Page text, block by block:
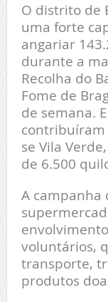
O distrito de
uma forte
angariar
durante a
Recolha do
Fome de
de semana.
contribuíram
se Vila
de 6.500
A campanha
voluntários,
transporte,
produtos